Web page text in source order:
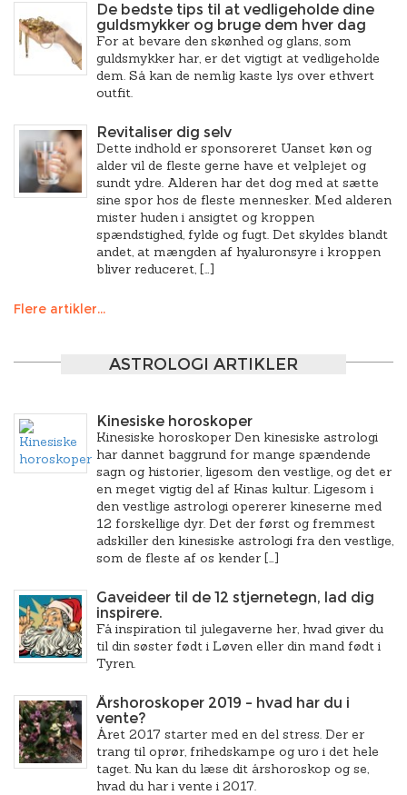
De bedste tips til at vedligeholde dine
guldsmykker og bruge dem hver dag
For at bevare den skønhed og glans, som
guldsmykker har, er det vigtigt at vedligeholde
dem. Så kan de nemlig kaste lys over ethvert
outfit.
Revitaliser dig selv
Dette indhold er sponsoreret Uanset køn og
alder vil de fleste gerne have et velplejet og
sundt ydre. Alderen har det dog med at sætte
sine spor hos de fleste mennesker. Med alderen
mister huden i ansigtet og kroppen
spændstighed, fylde og fugt. Det skyldes blandt
andet, at mængden af hyaluronsyre i kroppen
bliver reduceret, […]
Flere artikler...
ASTROLOGI ARTIKLER
Kinesiske horoskoper
Kinesiske horoskoper Den kinesiske astrologi
har dannet baggrund for mange spændende
sagn og historier, ligesom den vestlige, og det er
en meget vigtig del af Kinas kultur. Ligesom i
den vestlige astrologi opererer kineserne med
12 forskellige dyr. Det der først og fremmest
adskiller den kinesiske astrologi fra den vestlige,
som de fleste af os kender […]
Gaveideer til de 12 stjernetegn, lad dig
inspirere.
Få inspiration til julegaverne her, hvad giver du
til din søster født i Løven eller din mand født i
Tyren.
Årshoroskoper 2019 – hvad har du i
vente?
Året 2017 starter med en del stress. Der er
trang til oprør, frihedskampe og uro i det hele
taget. Nu kan du læse dit årshoroskop og se,
hvad du har i vente i 2017.